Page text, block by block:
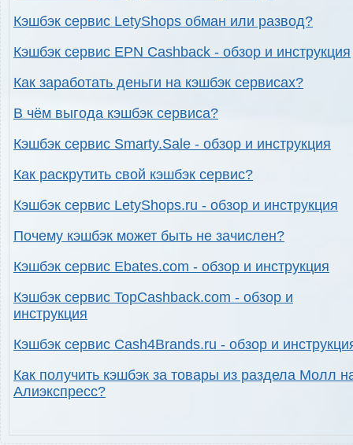
Кэшбэк сервис LetyShops обман или развод?
Кэшбэк сервис EPN Cashback - обзор и инструкция
Как заработать деньги на кэшбэк сервисах?
В чём выгода кэшбэк сервиса?
Кэшбэк сервис Smarty.Sale - обзор и инструкция
Как раскрутить свой кэшбэк сервис?
Кэшбэк сервис LetyShops.ru - обзор и инструкция
Почему кэшбэк может быть не зачислен?
Кэшбэк сервис Ebates.com - обзор и инструкция
Кэшбэк сервис TopCashback.com - обзор и
инструкция
Кэшбэк сервис Cash4Brands.ru - обзор и
Как получить кэшбэк за товары из раздела Молл
Алиэкспресс?